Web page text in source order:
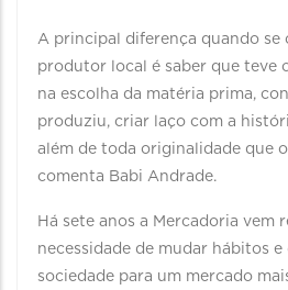
A principal diferença quando se
produtor local é saber que teve
na escolha da matéria prima,
produziu, criar laço com a
além de toda originalidade que
comenta Babi Andrade.
Há sete anos a Mercadoria vem
necessidade de mudar hábitos
sociedade para um mercado